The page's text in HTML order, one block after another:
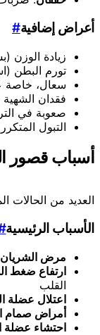
أعراض إضافية#
زيادة الوزن
تورم البطن
سعال، خاصة
فقدان الشهية
صعوبة في
التبول
أسباب قصور
العديد من الحالات
الأسباب الرئيسية
مرض الشريان
ارتفاع ضغط
القلب
اعتلال عضلة
أمراض صمام
احتشاء عضلة